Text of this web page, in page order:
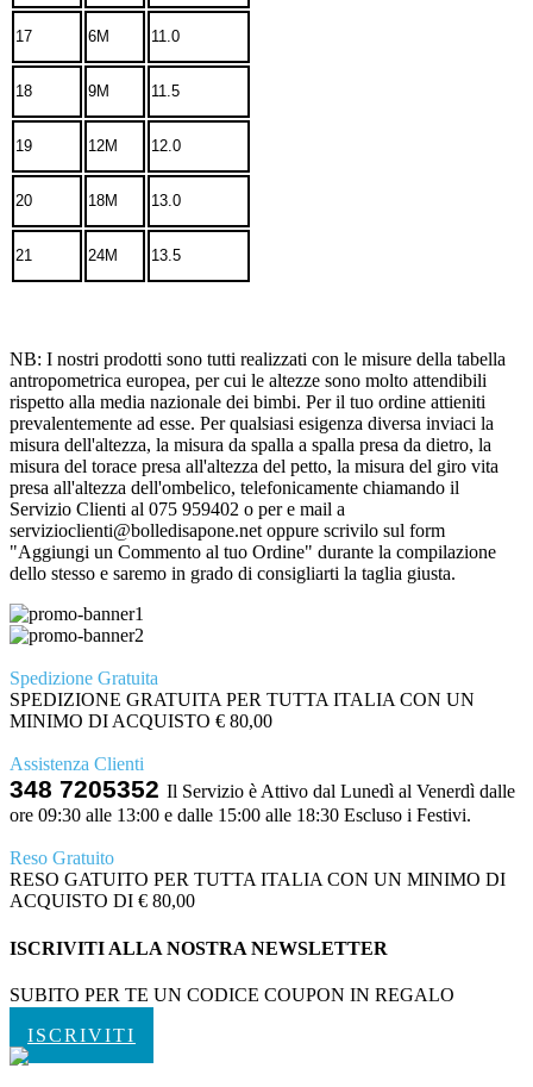
17 6M 11.0
18 9M 11.5
19 12M 12.0
20 18M 13.0
21 24M 13.5
NB: I nostri prodotti sono tutti realizzati con le misure della tabella
antropometrica europea, per cui le altezze sono molto attendibili
rispetto alla media nazionale dei bimbi. Per il tuo ordine attieniti
prevalentemente ad esse. Per qualsiasi esigenza diversa inviaci la
misura dell'altezza, la misura da spalla a spalla presa da dietro, la
misura del torace presa all'altezza del petto, la misura del giro vita
presa all'altezza dell'ombelico, telefonicamente chiamando il
Servizio Clienti al 075 959402 o per e mail a
servizioclienti@bolledisapone.net oppure scrivilo sul form
"Aggiungi un Commento al tuo Ordine" durante la compilazione
dello stesso e saremo in grado di consigliarti la taglia giusta.
Spedizione Gratuita
SPEDIZIONE GRATUITA PER TUTTA ITALIA CON UN
MINIMO DI ACQUISTO € 80,00
Assistenza Clienti
348 7205352 Il Servizio è Attivo dal Lunedì al Venerdì dalle
ore 09:30 alle 13:00 e dalle 15:00 alle 18:30 Escluso i Festivi.
Reso Gratuito
RESO GATUITO PER TUTTA ITALIA CON UN MINIMO DI
ACQUISTO DI € 80,00
ISCRIVITI ALLA NOSTRA NEWSLETTER
SUBITO PER TE UN CODICE COUPON IN REGALO
ISCRIVITI